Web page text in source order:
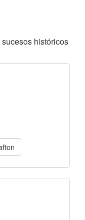
históricos